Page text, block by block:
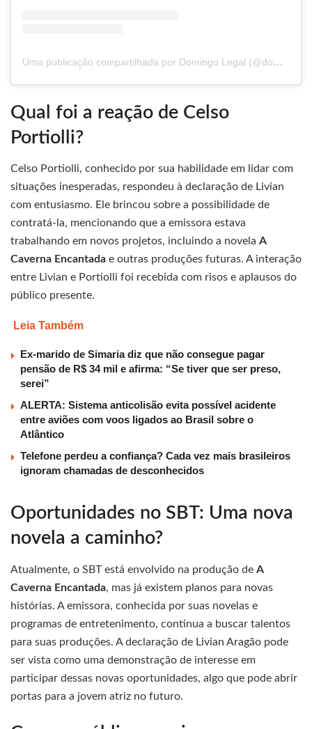
Uma publicação compartilhada por Domingo Legal (@domingo_legal)
Qual foi a reação de Celso
Portiolli?
Celso Portiolli, conhecido por sua habilidade em lidar com
situações inesperadas, respondeu à declaração de Livian
com entusiasmo. Ele brincou sobre a possibilidade de
contratá-la, mencionando que a emissora estava
trabalhando em novos projetos, incluindo a novela A
Caverna Encantada e outras produções futuras. A interação
entre Livian e Portiolli foi recebida com risos e aplausos do
público presente.
Leia Também
Ex-marido de Simaria diz que não consegue pagar
pensão de R$ 34 mil e afirma: “Se tiver que ser preso,
serei”
ALERTA: Sistema anticolisão evita possível acidente
entre aviões com voos ligados ao Brasil sobre o
Atlântico
Telefone perdeu a confiança? Cada vez mais brasileiros
ignoram chamadas de desconhecidos
Oportunidades no SBT: Uma nova
novela a caminho?
Atualmente, o SBT está envolvido na produção de A
Caverna Encantada, mas já existem planos para novas
histórias. A emissora, conhecida por suas novelas e
programas de entretenimento, continua a buscar talentos
para suas produções. A declaração de Livian Aragão pode
ser vista como uma demonstração de interesse em
participar dessas novas oportunidades, algo que pode abrir
portas para a jovem atriz no futuro.